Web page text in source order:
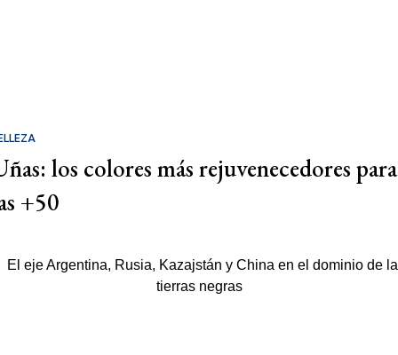
los colores más rejuvenecedores para
+50